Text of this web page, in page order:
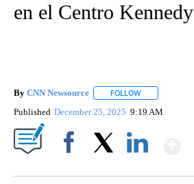
en el Centro Kennedy
By CNN Newsource FOLLOW
Published December 25, 2025 9:19 AM